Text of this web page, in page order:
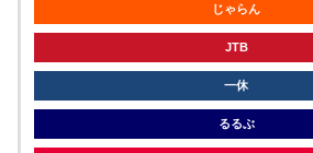
じゃらん
JTB
一休
るるぶ